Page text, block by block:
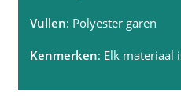
Vullen: Polyester garen
Kenmerken: Elk materiaal